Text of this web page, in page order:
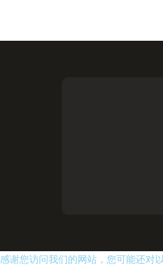
感谢您访问我们的网站，您可能还对